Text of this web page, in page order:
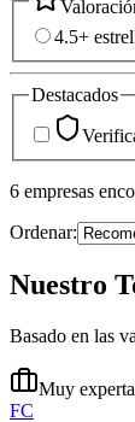
4.5+
Destacados
6 empresas
Ordenar:
Nuestro
Basado en las
Muy experta
FC